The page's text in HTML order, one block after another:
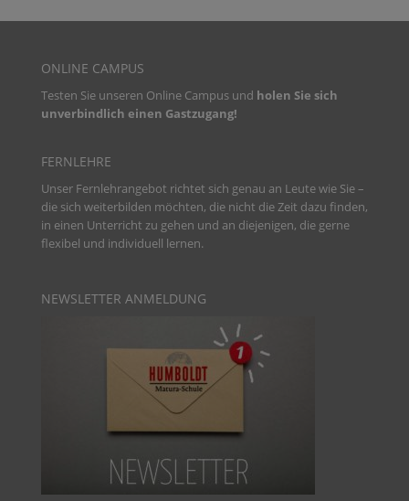
ONLINE CAMPUS
Testen Sie unseren Online Campus und holen Sie sich
unverbindlich einen Gastzugang!
FERNLEHRE
Unser Fernlehrangebot richtet sich genau an Leute wie Sie –
die sich weiterbilden möchten, die nicht die Zeit dazu finden,
in einen Unterricht zu gehen und an diejenigen, die gerne
flexibel und individuell lernen.
NEWSLETTER ANMELDUNG